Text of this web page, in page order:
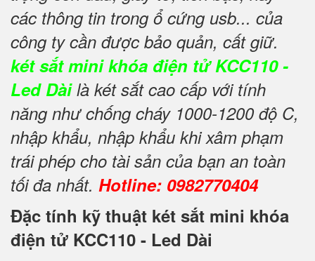
các thông tin trong ổ cứng usb... của
công ty cần được bảo quản, cất giữ.
két sắt mini khóa điện tử KCC110 -
Led Dàilà két sắt cao cấp với tính
năng như chống cháy 1000-1200 độ C,
nhập khẩu, nhập khẩu khi xâm phạm
trái phép cho tài sản của bạn an toàn
tối đa nhất. Hotline: 0982770404
Đặc tính kỹ thuật két sắt mini khóa
điện tử KCC110 - Led Dài